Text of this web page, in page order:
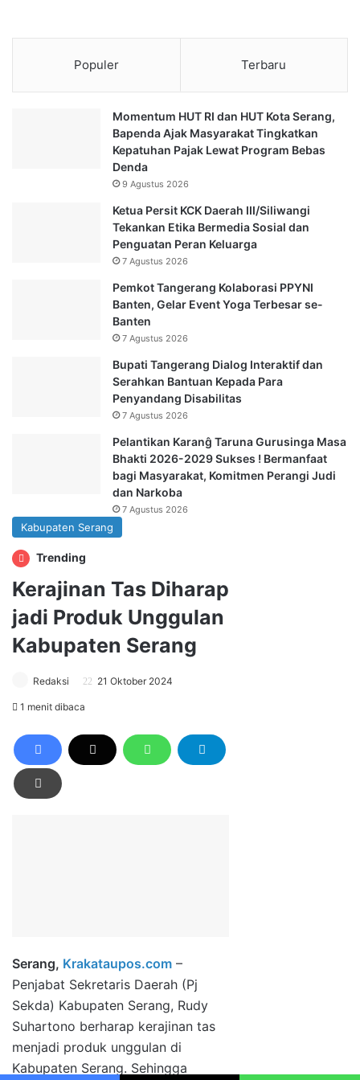
Populer Terbaru
Momentum HUT RI dan HUT Kota Serang,
Bapenda Ajak Masyarakat Tingkatkan
Kepatuhan Pajak Lewat Program Bebas
Denda
9 Agustus 2026
Ketua Persit KCK Daerah III/Siliwangi
Tekankan Etika Bermedia Sosial dan
Penguatan Peran Keluarga
7 Agustus 2026
Pemkot Tangerang Kolaborasi PPYNI
Banten, Gelar Event Yoga Terbesar se-
Banten
7 Agustus 2026
Bupati Tangerang Dialog Interaktif dan
Serahkan Bantuan Kepada Para
Penyandang Disabilitas
7 Agustus 2026
Pelantikan Karanĝ Taruna Gurusinga Masa
Bhakti 2026-2029 Sukses ! Bermanfaat
bagi Masyarakat, Komitmen Perangi Judi
dan Narkoba
7 Agustus 2026